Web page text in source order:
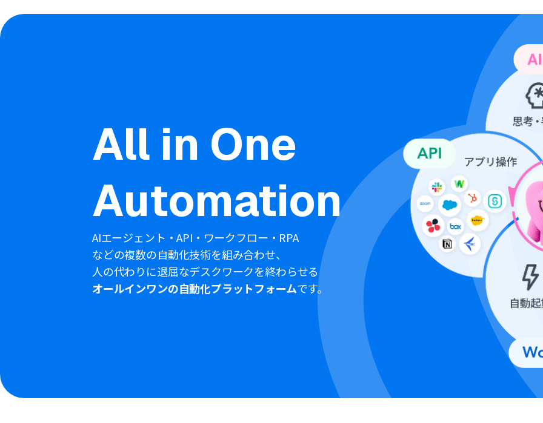
All in One
Automation
AIエージェント・API・ワークフロー・RPA
などの複数の自動化技術を組み合わせ、
人の代わりに退屈なデスクワークを終わらせる
オールインワンの自動化プラットフォームです。